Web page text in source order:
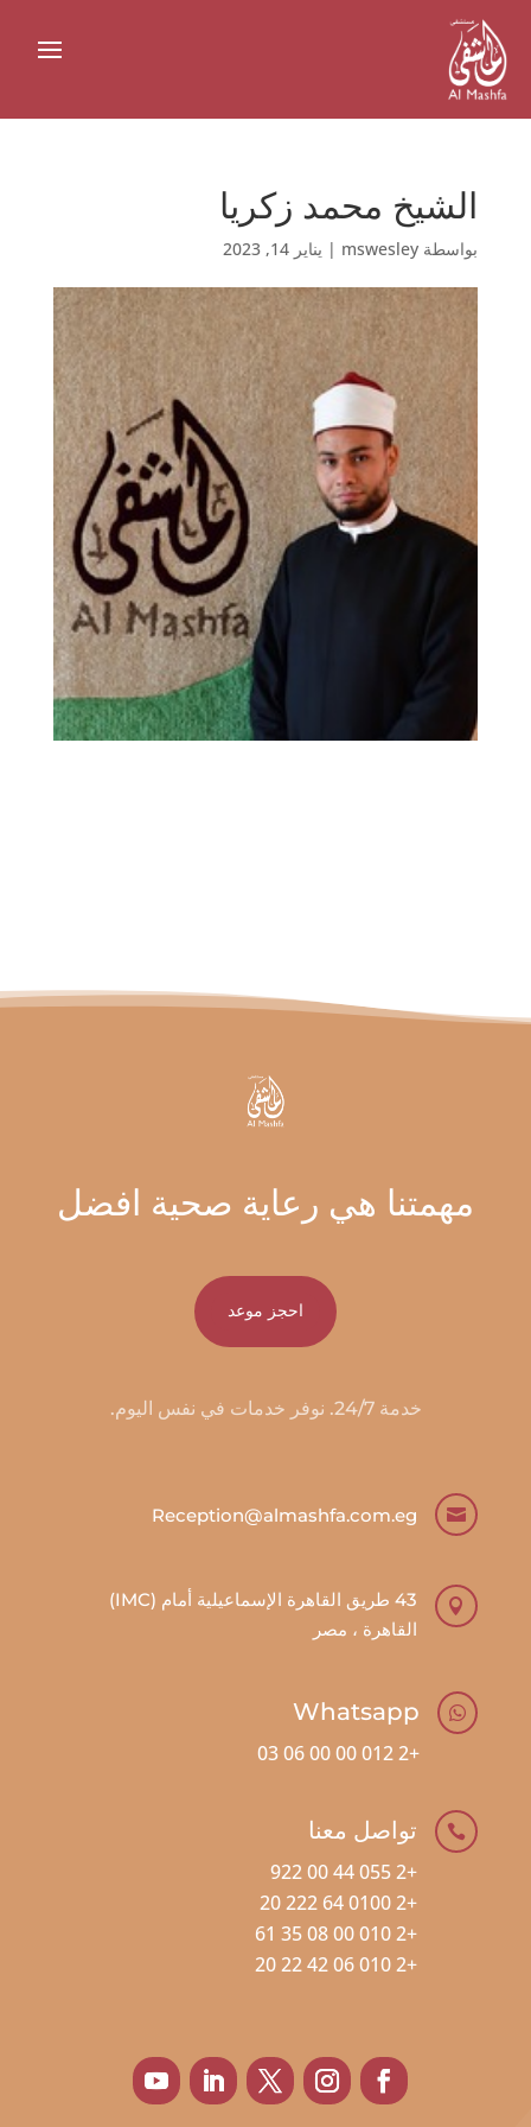
الشيخ محمد زكريا
بواسطة mswesley
| يناير 14, 2023
مهمتنا هي رعاية صحية افضل
احجز موعد
خدمة 24/7. نوفر خدمات في نفس اليوم.

Reception@almashfa.com.eg

43 طريق القاهرة الإسماعيلية أمام (IMC)
القاهرة ، مصر

Whatsapp
+2 012 00 00 06 03
 تواصل معنا
+2 055 44 00 922
+2 0100 64 222 20
+2 010 00 08 35 61
+2 010 06 42 22 20